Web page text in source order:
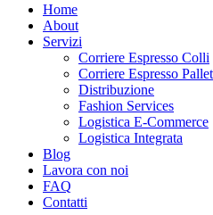
Home
About
Servizi
Corriere Espresso Colli
Corriere Espresso Pallet
Distribuzione
Fashion Services
Logistica E-Commerce
Logistica Integrata
Blog
Lavora con noi
FAQ
Contatti